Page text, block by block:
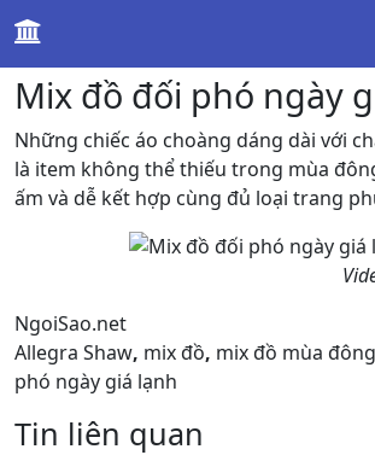
Thời trang
Mix đồ đối phó ngày
Những chiếc áo choàng dáng dài với
là item không thể thiếu trong mùa
ấm và dễ kết hợp cùng đủ loại trang
NgoiSao.net
Allegra Shaw, mix đồ, mix đồ mùa
phó ngày giá lạnh
Tin liên quan